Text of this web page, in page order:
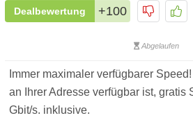
Dealbewertung +100
Abgelaufen
Immer maximaler verfügbarer
an Ihrer Adresse verfügbar ist, gratis
Gbit/s. inklusive.